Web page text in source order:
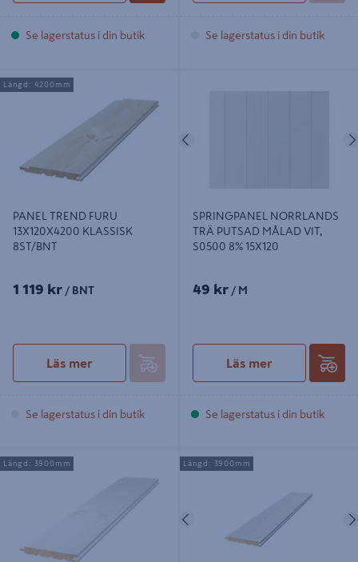
Se lagerstatus i din butik Se lagerstatus i din butik
PANEL TREND FURU 13X120X4200
KLASSISK 8ST/BNT
PANEL TREND FURU
13X120X4200 KLASSISK
8ST/BNT
1 119 kr / BNT
Läs mer
Längd: 4200mm
Se lagerstatus i din butik
PUTSAD MÅLAD VIT, S0500 8%
SPRINGPANEL NORRLANDS
TRÄ PUTSAD MÅLAD VIT,
S0500 8% 15X120
49 kr / M
Läs mer
Se lagerstatus i din butik
PANEL TREND SLÄT 13X120X3900
VIT S0502-Y ÄNDSPONT 8ST/BNT
Längd: 3900mm
PANEL ROUGH VIT 14X120X3900
GRAN ÄNDSPONT S0502-Y
Längd: 3900mm